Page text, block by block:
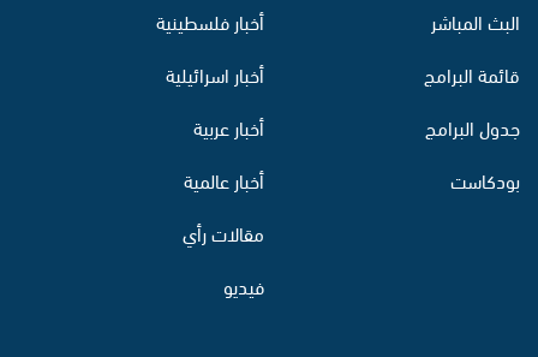
البث المباشر
قائمة البرامج
جدول البرامج
بودكاست
أخبار فلسطينية
أخبار اسرائيلية
أخبار عربية
أخبار عالمية
مقالات رأي
فيديو